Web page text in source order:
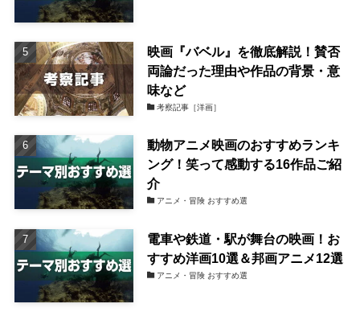
映画『バベル』を徹底解説！賛否
両論だった理由や作品の背景・意
味など
考察記事［洋画］
動物アニメ映画のおすすめランキ
ング！笑って感動する16作品ご紹
介
アニメ・冒険 おすすめ選
電車や鉄道・駅が舞台の映画！お
すすめ洋画10選＆邦画アニメ12選
アニメ・冒険 おすすめ選